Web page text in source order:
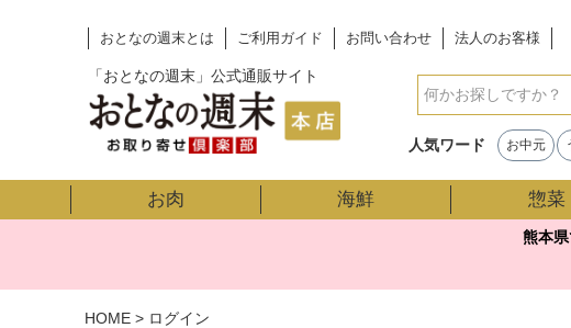
おとなの週末とは ご利用ガイド お問い合わせ 法人のお客様
「おとなの週末」公式通販サイト
検索
人気ワード お中元
お肉 海鮮 惣菜
熊本
HOME ログイン